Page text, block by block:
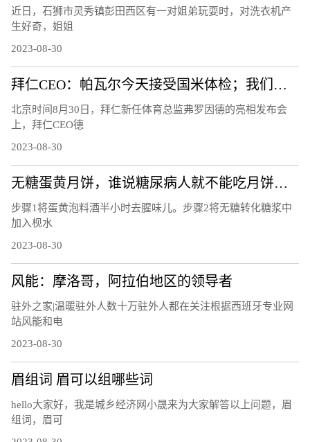
近日，石狮市灵秀镇彭田西区有一对姐弟玩耍时，对洗衣机产
生好奇，姐姐
2023-08-30
拜仁CEO：帕瓦尔今天接受国米体检；我们正在寻找他的替代者
北京时间8月30日，拜仁新任体育总监弗罗因德的亮相发布会
上，拜仁CEO德
2023-08-30
无糖蛋黄月饼，谁说糖尿病人就不能吃月饼，这个中秋节你也有口福
步骤1将蛋黄泡料酒半小时去腥味儿。步骤2将无糖转化糖浆中
加入枧水
2023-08-30
风能：摩洛哥，阿拉伯地区的领导者
驻外之家|温暖驻外人数十万驻外人都在关注根据西班牙专业网
站风能和电
2023-08-30
眉组词 眉可以组哪些词
hello大家好，我是城乡经济网小晟来为大家解答以上问题，眉
组词，眉可